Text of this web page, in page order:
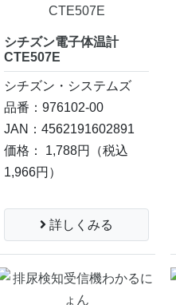
シチズン電子体温計
CTE507E
シチズン・システムズ
品番：976102-00
JAN：4562191602891
価格： 1,788円
（税込
1,966円）
詳しくみる